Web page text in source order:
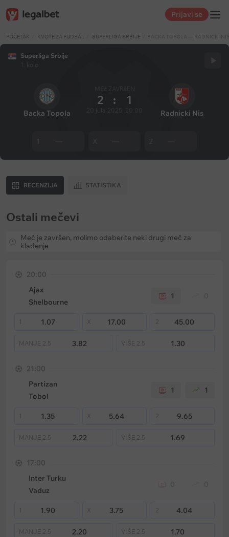
Prijavi se
POČETAK KVOTE ZA FUDBAL SUPERLIGA SRBIJE BACKA TOPOLA — RADNICKI
Superliga Srbije
Backa Topola
2 : 1
Radnicki Nis
RECENZIJA STATISTIKA
Ostali mečevi
Meč je završen, molimo odaberite neki drugi meč za
klađenje
20:00
Ajax
Shelbourne
1
1 1.07 17.00 2 45.00
MANJE 2.5 3.82 VIŠE 2.5 1.30
21:00
Partizan
Tobol
1 1
1 1.35 5.64 2 9.65
MANJE 2.5 2.22 VIŠE 2.5 1.69
17:00
Inter Turku
Vaduz
1 1.90 3.75 2 4.04
MANJE 2.5 2.20 VIŠE 2.5 1.70